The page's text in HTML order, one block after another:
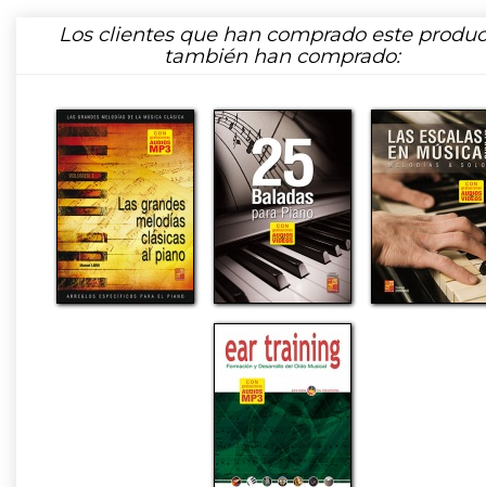
Los clientes que han comprado este
también han comprado: